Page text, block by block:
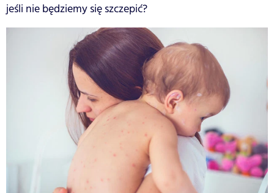
jeśli nie będziemy się szczepić?